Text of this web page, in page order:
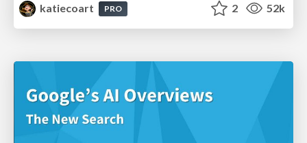
katiecoart
PRO 2 52k